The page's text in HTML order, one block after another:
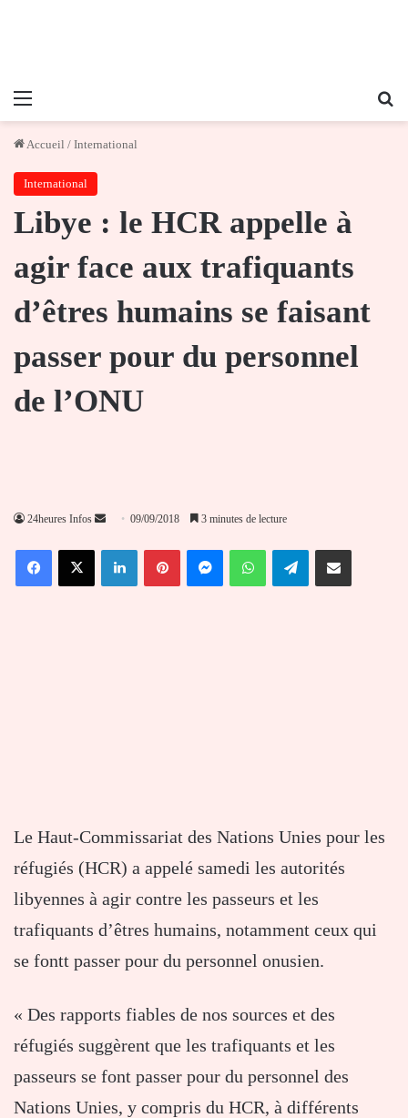
Menu
Accueil / International
International
Libye : le HCR appelle à
agir face aux trafiquants
d’êtres humains se faisant
passer pour du personnel
de l’ONU
24heures Infos
Envoyer
courriel
09/09/2018 3 minutes de lecture
FacebookX LinkedinPinterestMessengerWhatsAppTelegramPartager par email
Le Haut-Commissariat des Nations Unies pour les
réfugiés (HCR) a appelé samedi les autorités
libyennes à agir contre les passeurs et les
trafiquants d’êtres humains, notamment ceux qui
se fontt passer pour du personnel onusien.
« Des rapports fiables de nos sources et des
réfugiés suggèrent que les trafiquants et les
passeurs se font passer pour du personnel des
Nations Unies, y compris du HCR, à différents